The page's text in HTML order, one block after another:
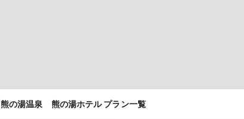
熊の湯温泉 熊の湯ホテル プラン一覧